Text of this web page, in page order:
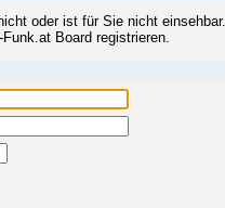
oder ist für Sie nicht einsehbar.
Board registrieren.